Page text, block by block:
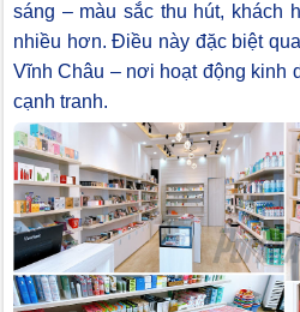
sáng – màu sắc thu hút, khách
nhiều hơn. Điều này đặc biệt
Vĩnh Châu – nơi hoạt động kinh
cạnh tranh.